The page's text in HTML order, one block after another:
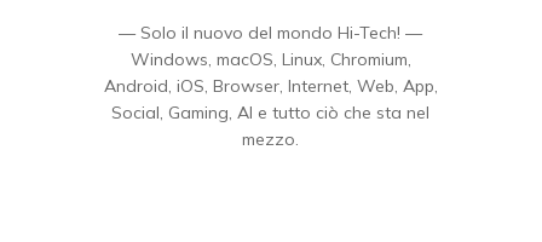
— Solo il nuovo del mondo Hi-Tech! —
Windows, macOS, Linux, Chromium,
Android, iOS, Browser, Internet, Web, App,
Social, Gaming, AI e tutto ciò che sta nel
mezzo.